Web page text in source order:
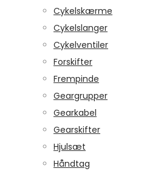
Cykelskærme
Cykelslanger
Cykelventiler
Forskifter
Frempinde
Geargrupper
Gearkabel
Gearskifter
Hjulsæt
Håndtag